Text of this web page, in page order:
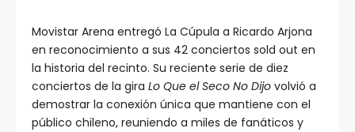
Movistar Arena entregó La Cúpula a Ricardo Arjona
en reconocimiento a sus 42 conciertos sold out en
la historia del recinto. Su reciente serie de diez
conciertos de la gira Lo Que el Seco No Dijo volvió a
demostrar la conexión única que mantiene con el
público chileno, reuniendo a miles de fanáticos y